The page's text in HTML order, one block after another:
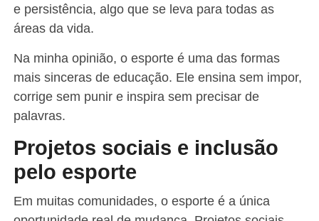
e persistência, algo que se leva para todas as
áreas da vida.
Na minha opinião, o esporte é uma das formas
mais sinceras de educação. Ele ensina sem impor,
corrige sem punir e inspira sem precisar de
palavras.
Projetos sociais e inclusão
pelo esporte
Em muitas comunidades, o esporte é a única